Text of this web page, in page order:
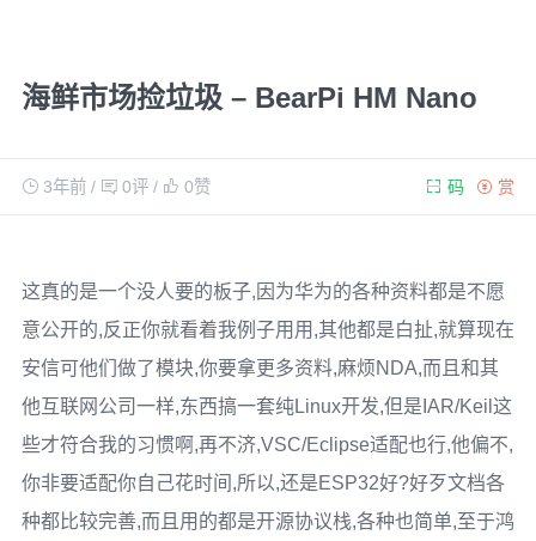
海鲜市场捡垃圾 – BearPi HM Nano
3年前/ 0评/ 0赞 赏
码
这真的是一个没人要的板子,因为华为的各种资料都是不愿
意公开的,反正你就看着我例子用用,其他都是白扯,就算现在
安信可他们做了模块,你要拿更多资料,麻烦NDA,而且和其
他互联网公司一样,东西搞一套纯Linux开发,但是IAR/Keil这
些才符合我的习惯啊,再不济,VSC/Eclipse适配也行,他偏不,
你非要适配你自己花时间,所以,还是ESP32好?好歹文档各
种都比较完善,而且用的都是开源协议栈,各种也简单,至于鸿